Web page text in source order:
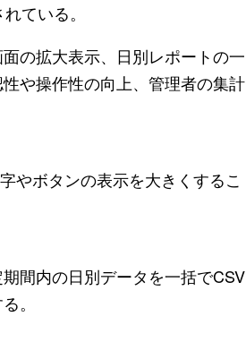
ている。
の拡大表示、日別レポートの一
や操作性の向上、管理者の集計
やボタンの表示を大きくするこ
間内の日別データを一括でCSV
。